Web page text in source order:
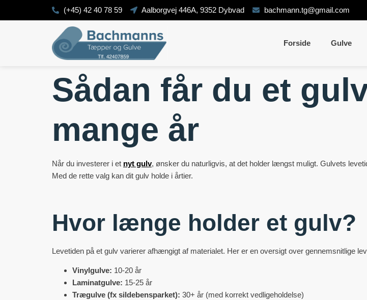
(+45) 42 40 78 59 Aalborgvej 446A, 9352 Dybvad bachmann.tg@gmail.com
Forside Gulve
Sådan får du et
mange år
Når du investerer i et nyt gulv, ønsker du naturligvis, at det holder længst muligt. Gulvets
Med de rette valg kan dit gulv holde i årtier.
Hvor længe holder et gulv?
Levetiden på et gulv varierer afhængigt af materialet. Her er en oversigt over gennemsnitlige
Vinylgulve: 10-20 år
Laminatgulve: 15-25 år
Trægulve (fx sildebensparket): 30+ år (med korrekt vedligeholdelse)